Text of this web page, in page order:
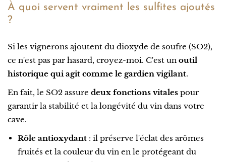
À quoi servent vraiment les sulfites ajoutés
?
Si les vignerons ajoutent du dioxyde de soufre (SO2),
ce n'est pas par hasard, croyez-moi. C'est un outil
historique qui agit comme le gardien vigilant.
En fait, le SO2 assure deux fonctions vitales pour
garantir la stabilité et la longévité du vin dans votre
cave.
Rôle antioxydant : il préserve l'éclat des arômes
fruités et la couleur du vin en le protégeant du